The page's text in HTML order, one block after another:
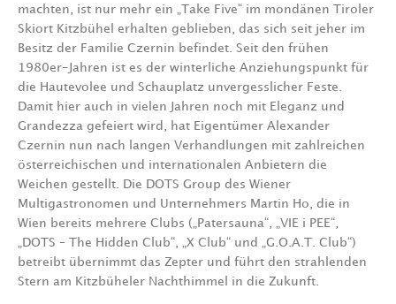
machten, ist nur mehr ein „Take Five“ im mondänen Tiroler
Skiort Kitzbühel erhalten geblieben, das sich seit jeher im
Besitz der Familie Czernin befindet. Seit den frühen
1980er-Jahren ist es der winterliche Anziehungspunkt für
die Hautevolee und Schauplatz unvergesslicher Feste.
Damit hier auch in vielen Jahren noch mit Eleganz und
Grandezza gefeiert wird, hat Eigentümer Alexander
Czernin nun nach langen Verhandlungen mit zahlreichen
österreichischen und internationalen Anbietern die
Weichen gestellt. Die DOTS Group des Wiener
Multigastronomen und Unternehmers Martin Ho, die in
Wien bereits mehrere Clubs („Patersauna“, „VIE i PEE“,
„DOTS – The Hidden Club“, „X Club“ und „G.O.A.T. Club“)
betreibt übernimmt das Zepter und führt den strahlenden
Stern am Kitzbüheler Nachthimmel in die Zukunft.